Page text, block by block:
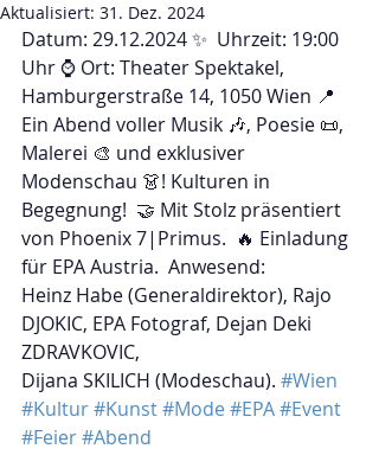
Aktualisiert: 31. Dez. 2024
Datum: 29.12.2024 ✨  Uhrzeit: 19:00
Uhr ⌚ Ort: Theater Spektakel,
Hamburgerstraße 14, 1050 Wien 📍
Ein Abend voller Musik 🎶, Poesie 📜,
Malerei 🎨 und exklusiver
Modenschau 👗! Kulturen in
Begegnung!  🤝 Mit Stolz präsentiert
von Phoenix 7|Primus.  🔥 Einladung
für EPA Austria.  Anwesend:
Heinz Habe (Generaldirektor), Rajo
DJOKIC, EPA Fotograf, Dejan Deki
ZDRAVKOVIC,
Dijana SKILICH (Modeschau). #Wien
#Kultur#Kunst#Mode#EPA#Event
#Feier#Abend